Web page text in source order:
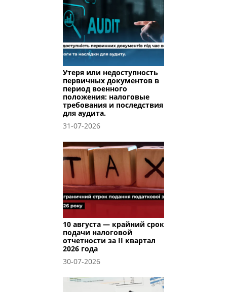
Утеря или недоступность
первичных документов в
период военного
положения: налоговые
требования и последствия
для аудита.
31-07-2026
10 августа — крайний срок
подачи налоговой
отчетности за II квартал
2026 года
30-07-2026